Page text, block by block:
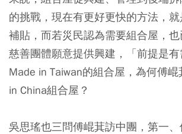
的挑戰，現在有更好更快的方法，
補貼，而若災民認為需要組合屋，
慈善團體願意提供興建，「前提是
Made in Taiwan的組合屋，為何傅
in China組合屋？
吳思瑤也三問傅崐萁訪中團，第一